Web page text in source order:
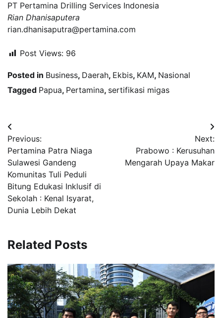
PT Pertamina Drilling Services Indonesia
Rian Dhanisaputera
rian.dhanisaputra@pertamina.com
Post Views: 96
Posted in Business, Daerah, Ekbis, KAM, Nasional
Tagged Papua, Pertamina, sertifikasi migas
Navigasi
pos
Previous:
Pertamina Patra Niaga
Sulawesi Gandeng
Komunitas Tuli Peduli
Bitung Edukasi Inklusif di
Sekolah : Kenal Isyarat,
Dunia Lebih Dekat
Next:
Prabowo : Kerusuhan
Mengarah Upaya Makar
Related Posts